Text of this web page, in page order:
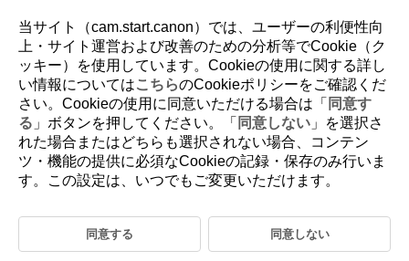
D233-044
PQ規格に準拠したHDR画像の生成
下記の条件の画像を3枚使用して、白とびや黒つぶれが緩和された、PQ
規格に準拠したHDR画像を生成することができます。
EOS R6 Mark III、EOS R6 Mark II、EOS R6 V、EOS R7、
、EOS R10 EOS R50 V、PowerShot V1
EOS C50
当サイト（cam.start.canon）では、ユーザーの利便性向
上・サイト運営および改善のための分析等でCookie（ク
ッキー）を使用しています。Cookieの使用に関する詳し
い情報についてはこちらのCookieポリシーをご確認くだ
さい。Cookieの使用に同意いただける場合は「 同意す
る 」ボタンを押してください。「 同意しない 」を選択さ
れた場合またはどちらも選択されない場合、コンテン
ツ・機能の提供に必須なCookieの記録・保存のみ行いま
す。この設定は、いつでもご変更いただけます。
同意する 同意しない